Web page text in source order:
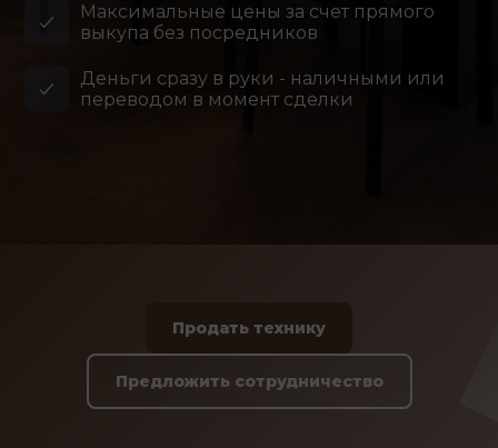
Максимальные цены за счет прямого
выкупа без посредников
Деньги сразу в руки - наличными или
переводом в момент сделки
Продать технику
Предложить сотрудничество